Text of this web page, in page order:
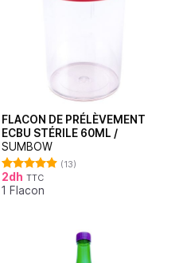
FLACON DE PRÉLÈVEMENT
ECBU STÉRILE 60ML /
SUMBOW
Note 4.92
sur 5
(13)
2dh TTC
1 Flacon